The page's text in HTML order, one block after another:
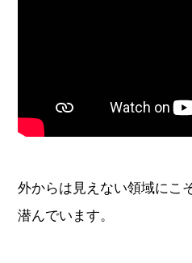
外からは見えない領域にこ
潜んでいます。